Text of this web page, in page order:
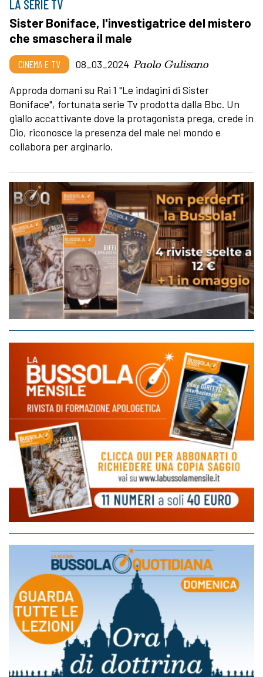
LA SERIE TV
Sister Boniface, l'investigatrice del mistero
che smaschera il male
CINEMA E TV 08_03_2024 Paolo Gulisano
Approda domani su Rai 1 "Le indagini di Sister
Boniface", fortunata serie Tv prodotta dalla Bbc. Un
giallo accattivante dove la protagonista prega, crede in
Dio, riconosce la presenza del male nel mondo e
collabora per arginarlo.